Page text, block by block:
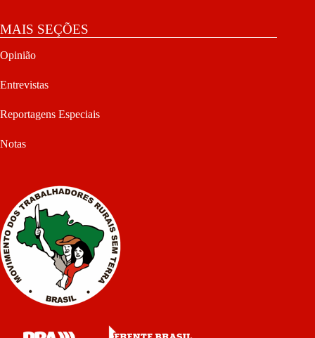
MAIS SEÇÕES
Opinião
Entrevistas
Reportagens Especiais
Notas